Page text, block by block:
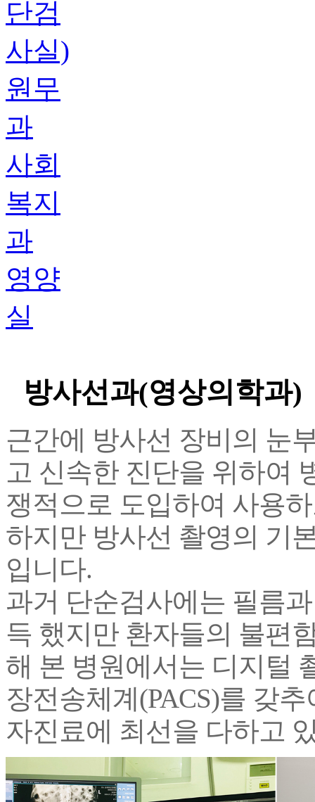
단검
사실)
원무
과
사회
복지
과
영양
실
방사선과(영상의학과)
근간에 방사선 장비의 눈
고 신속한 진단을 위하여
쟁적으로 도입하여 사용
하지만 방사선 촬영의 기
입니다.
과거 단순검사에는 필름
득 했지만 환자들의 불편
해 본 병원에서는 디지털
장전송체계(PACS)를 갖
자진료에 최선을 다하고